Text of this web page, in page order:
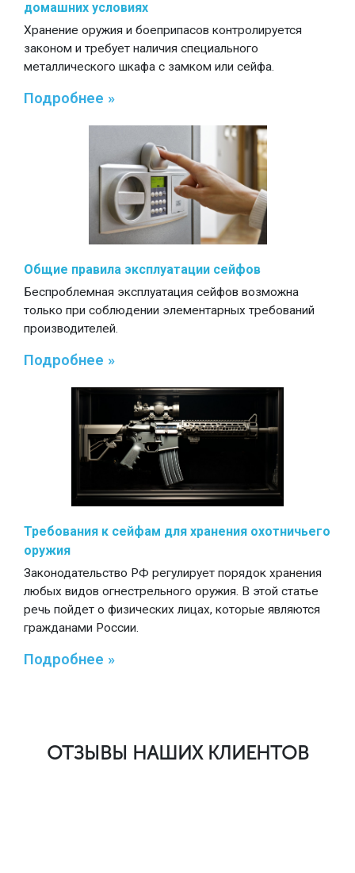
домашних условиях
Хранение оружия и боеприпасов контролируется
законом и требует наличия специального
металлического шкафа с замком или сейфа.
Подробнее »
Общие правила эксплуатации сейфов
Беспроблемная эксплуатация сейфов возможна
только при соблюдении элементарных требований
производителей.
Подробнее »
Требования к сейфам для хранения охотничьего
оружия
Законодательство РФ регулирует порядок хранения
любых видов огнестрельного оружия. В этой статье
речь пойдет о физических лицах, которые являются
гражданами России.
Подробнее »
ОТЗЫВЫ НАШИХ КЛИЕНТОВ